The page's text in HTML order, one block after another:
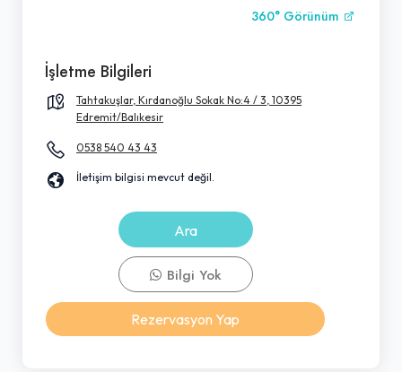
360° Görünüm
İşletme Bilgileri
Tahtakuşlar, Kırdanoğlu Sokak No:4 / 3, 10395
Edremit/Balıkesir
0538 540 43 43
İletişim bilgisi mevcut değil.
Ara
Bilgi Yok
Rezervasyon Yap